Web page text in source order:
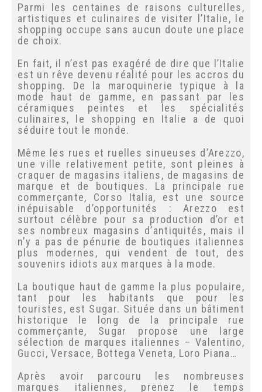
Parmi les centaines de raisons culturelles,
artistiques et culinaires de visiter l’Italie,
le shopping occupe sans aucun doute une
place de choix.
En fait, il n’est pas exagéré de dire que
l’Italie est un rêve devenu réalité pour les
accros du shopping. De la maroquinerie
typique à la mode haut de gamme, en
passant par les céramiques peintes et les
spécialités culinaires, le shopping en Italie
a de quoi séduire tout le monde.
Même les rues et ruelles sinueuses
d’Arezzo, une ville relativement petite, sont
pleines à craquer de magasins italiens, de
magasins de marque et de boutiques. La
principale rue commerçante, Corso Italia,
est une source inépuisable d’opportunités :
Arezzo est surtout célèbre pour sa
production d’or et ses nombreux magasins
d’antiquités, mais il n’y a pas de pénurie de
boutiques italiennes plus modernes, qui
vendent de tout, des souvenirs idiots aux
La boutique haut de gamme la plus
populaire, tant pour les habitants que pour
les touristes, est Sugar. Située dans un
bâtiment historique le long de la principale
rue commerçante, Sugar propose une large
sélection de marques italiennes –
Loro Piana…